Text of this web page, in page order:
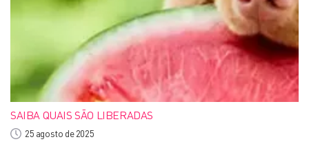
SAIBA QUAIS SÃO LIBERADAS
25 agosto de 2025